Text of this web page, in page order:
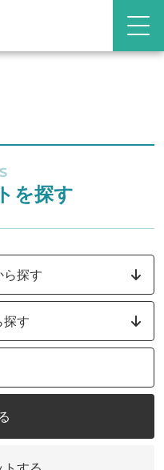
を探す
ら探す
探す